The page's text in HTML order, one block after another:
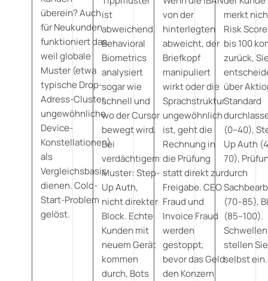
überein? Auch
für Neukunden
funktioniert das,
weil globale
Muster (etwa
typische Drop-
Adress-Cluster,
ungewöhnliche
Device-
Konstellationen)
als
Vergleichsbasis
dienen. Cold-
Start-Problem
gelöst.
ist
abweichend.
Behavioral
Biometrics
analysiert
sogar wie
schnell und
wo der Cursor
bewegt wird.
Bei
verdächtigem
Muster: Step-
Up Auth,
nicht direkter
Block. Echte
Kunden mit
neuem Gerät
kommen
durch, Bots
von der
hinterlegten
abweicht, der
Briefkopf
manipuliert
wirkt oder die
Sprachstruktur
ungewöhnlich
ist, geht die
Rechnung in
die Prüfung
statt direkt zur
Freigabe. CEO
Fraud und
Invoice Fraud
werden
gestoppt,
bevor das Geld
den Konzern
merkt
Risk
bis 100
zurück,
über
Standard
(0–40),
Up Auth
70),
durch
(70–85),
(85–100).
Schwellen
stellen Sie
selbst ein.